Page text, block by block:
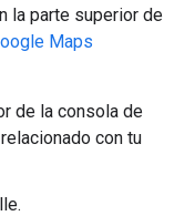
la parte superior de
Maps
de la consola de
relacionado con tu